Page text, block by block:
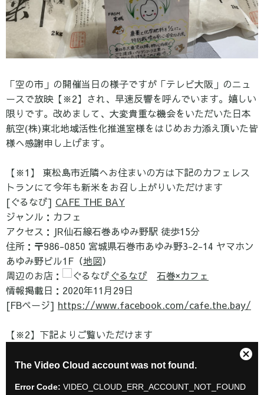
「空の市」の開催当日の様子ですが「テレビ大阪」のニュ
ースで放映【※2】され、早速反響を呼んでいます。嬉しい
限りです。改めまして、大変貴重な機会をいただいた日本
航空(株)東北地域活性化推進室様をはじめお力添え頂いた皆
様へ感謝申し上げます。
【※1】 東松島市近隣へお住まいの方は下記のカフェレス
トランにて今年も新米をお召し上がりいただけます
[ぐるなび] CAFE THE BAY
ジャンル：カフェ
アクセス：JR仙石線石巻あゆみ野駅 徒歩15分
住所：〒986-0850 宮城県石巻市あゆみ野3-2-14 ヤマホン
あゆみ野ビル1F（地図）
周辺のお店：
ぐるなび
石巻×カフェ
情報掲載日：2020年11月29日
[FBページ] https://www.facebook.com/cafe.the.bay/
【※2】下記よりご覧いただけます